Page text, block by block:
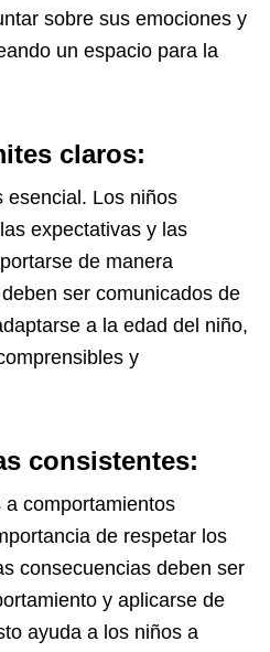
sobre sus emociones y
un espacio para la
claros:
esencial. Los niños
expectativas y las
de manera
ser comunicados de
a la edad del niño,
y
consistentes:
comportamientos
de respetar los
consecuencias deben ser
y aplicarse de
ayuda a los niños a